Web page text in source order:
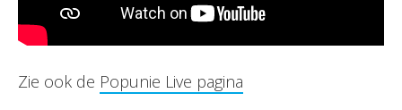
Zie ook de Popunie Live pagina